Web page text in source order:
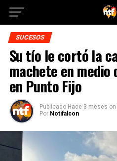
SUCESOS
Su tío le cortó la
machete en medio
en Punto Fijo
Publicado Hace 3 meses on
Por Notifalcon